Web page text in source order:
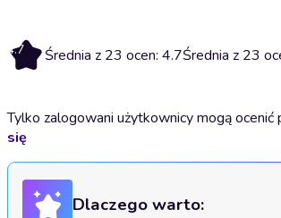
4.7 Średnia z 23 ocen: 4.7Średnia z 23
Tylko zalogowani użytkownicy mogą ocenić
się
Dlaczego warto: